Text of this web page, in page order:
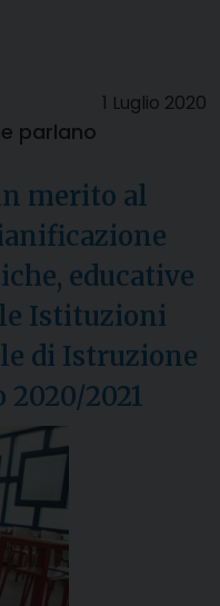
1 Luglio 2020
parlano
merito al
educative
Istituzioni
di Istruzione
2021